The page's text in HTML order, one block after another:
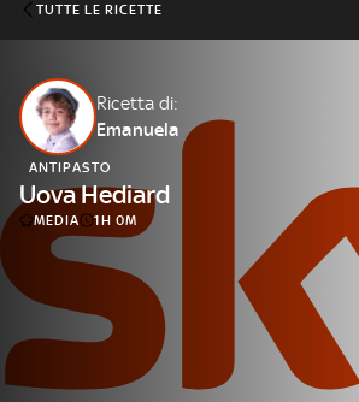
Cos’altro vedere:
PROGRAMMI SKY
Un mondo di offerte:
SKY.IT
NOW
TUTTE LE RICETTE
Ricetta di:
Emanuela
ANTIPASTO
Uova Hediard
MEDIA 1H 0M